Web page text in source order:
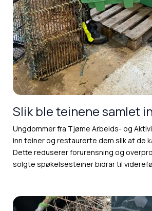
Slik ble teinene samlet
Ungdommer fra Tjøme Arbeids- og
inn teiner og restaurerte dem slik at de
Dette reduserer forurensning og
solgte spøkelsesteiner bidrar til